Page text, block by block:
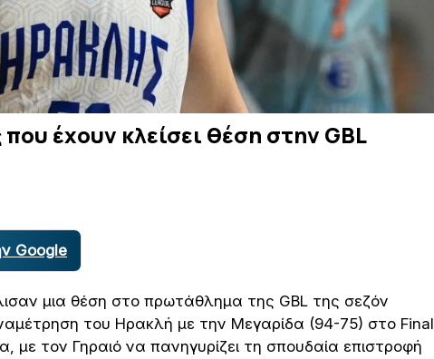
έχουν κλείσει θέση στην GBL
Google
μια θέση στο πρωτάθλημα της GBL της σεζόν
του Ηρακλή με την Μεγαρίδα (94-75) στο Final
με τον Γηραιό να πανηγυρίζει τη σπουδαία επιστροφή